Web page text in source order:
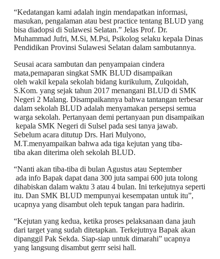
“Kedatangan kami adalah ingin mendapatkan informasi,
masukan, pengalaman atau best practice tentang BLUD yang
bisa diadopsi di Sulawesi Selatan.” Jelas Prof. Dr.
Muhammad Jufri, M.Si, M.Psi, Psikolog selaku kepala Dinas
Pendidikan Provinsi Sulawesi Selatan dalam sambutannya.
Seusai acara sambutan dan penyampaian cindera
mata,pemaparan singkat SMK BLUD disampaikan
oleh wakil kepala sekolah bidang kurikulum, Zulqoidah,
S.Kom. yang sejak tahun 2017 menangani BLUD di SMK
Negeri 2 Malang. Disampaikannya bahwa tantangan terbesar
dalam sekolah BLUD adalah menyamakan persepsi semua
warga sekolah. Pertanyaan demi pertanyaan pun disampaikan
kepala SMK Negeri di Sulsel pada sesi tanya jawab.
Sebelum acara ditutup Drs. Hari Mulyono,
M.T.menyampaikan bahwa ada tiga kejutan yang tiba-
tiba akan diterima oleh sekolah BLUD.
“Nanti akan tiba-tiba di bulan Agustus atau September
ada info Bapak dapat dana 300 juta sampai 600 juta tolong
dihabiskan dalam waktu 3 atau 4 bulan. Ini terkejutnya seperti
itu. Dan SMK BLUD mempunyai kesempatan untuk itu”,
ucapnya yang disambut oleh tepuk tangan para hadirin.
“Kejutan yang kedua, ketika proses pelaksanaan dana jauh
dari target yang sudah ditetapkan. Terkejutnya Bapak akan
dipanggil Pak Sekda. Siap-siap untuk dimarahi” ucapnya
yang langsung disambut gerrr seisi hall.